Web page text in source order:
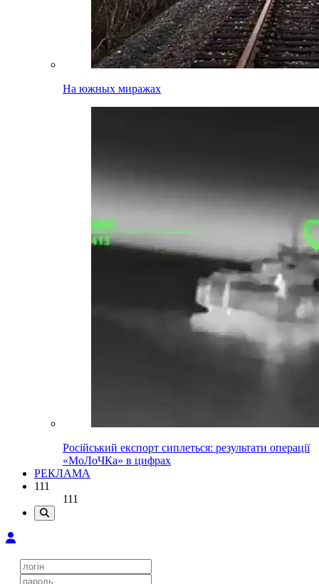
На южных миражах
Російський експорт сиплеться: результати операції
«МоЛоЧКа» в цифрах
РЕКЛАМА
111
111